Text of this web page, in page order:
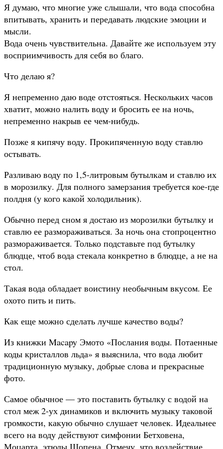
Я думаю, что многие уже слышали, что вода способна
впитывать, хранить и передавать людские эмоции и
мысли.
Вода очень чувствительна. Давайте же используем эту
восприимчивость для себя во благо.
Что делаю я?
Я непременно даю воде отстояться. Нескольких часов
хватит, можно налить воду и бросить ее на ночь,
непременно накрыв ее чем-нибудь.
Позже я кипячу воду. Прокипяченную воду ставлю
остывать.
Разливаю воду по 1,5-литровым бутылкам и ставлю их
в морозилку. Для полного замерзания требуется кое-где
полдня (у кого какой холодильник).
Обычно перед сном я достаю из морозилки бутылку и
ставлю ее размораживаться. За ночь она стопроцентно
размораживается. Только подставьте под бутылку
блюдце, чтоб вода стекала конкретно в блюдце, а не на
стол.
Такая вода обладает воистину необычным вкусом. Ее
охото пить и пить.
Как еще можно сделать лучше качество воды?
Из книжки Macapy Эмото «Послания воды. Потаенные
коды кристаллов льда» я выяснила, что вода любит
традиционную музыку, добрые слова и прекрасные
фото.
Самое обычное — это поставить бутылку с водой на
стол меж 2-ух динамиков и включить музыку таковой
громкости, какую обычно слушает человек. Идеальнее
всего на воду действуют симфонии Бетховена,
Моцарта, этюды Шопена. Отмечу, что воздействие